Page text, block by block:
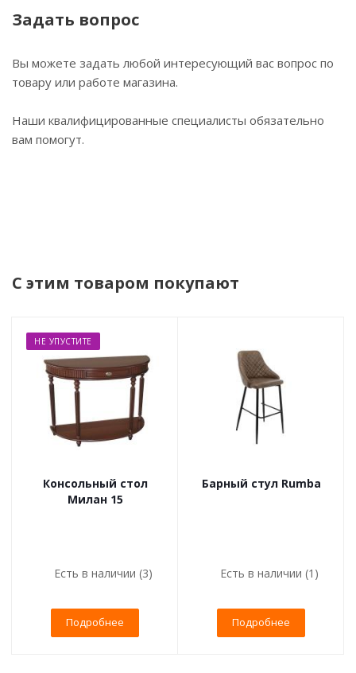
Задать вопрос
Вы можете задать любой интересующий вас вопрос по
товару или работе магазина.
Наши квалифицированные специалисты обязательно
вам помогут.
С этим товаром покупают
НЕ УПУСТИТЕ
Консольный стол
Милан 15
Есть в наличии (3)
Подробнее
Барный стул Rumba
Есть в наличии (1)
Подробнее